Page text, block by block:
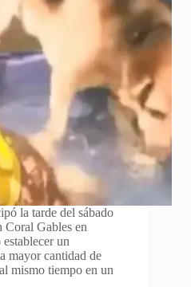
la tarde del sábado
Coral Gables en
un
mayor cantidad de
mismo tiempo en un